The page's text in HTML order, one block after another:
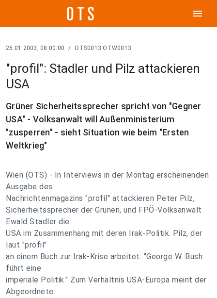
menu
26.01.2003, 08:00:00 / OTS0013 OTW0013
"profil": Stadler und Pilz attackieren
USA
Grüner Sicherheitssprecher spricht von "Gegner
USA" - Volksanwalt will Außenministerium
"zusperren" - sieht Situation wie beim "Ersten
Weltkrieg"
Wien (OTS) - In Interviews in der Montag erscheinenden
Ausgabe des
Nachrichtenmagazins "profil" attackieren Peter Pilz,
Sicherheitssprecher der Grünen, und FPÖ-Volksanwalt
Ewald Stadler die
USA im Zusammenhang mit deren Irak-Politik. Pilz, der
laut "profil"
an einem Buch zur Irak-Krise arbeitet: "George W. Bush
führt eine
imperiale Politik." Zum Verhältnis USA-Europa meint der
Abgeordnete: